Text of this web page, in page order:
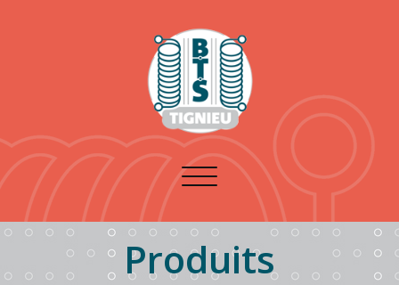
Toggle
navigation
Produits